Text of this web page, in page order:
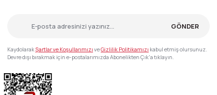
GÖNDER
KaydolarakŞartlar ve Koşullarımızı veGizlilik Politikamızı kabul etmiş olursunuz.
Devre dışı bırakmak için e-postalarımızda Abonelikten Çık'a tıklayın.